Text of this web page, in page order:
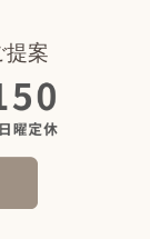
提案